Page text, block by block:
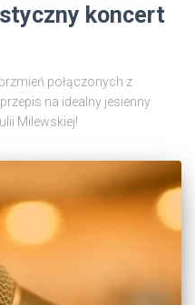
koncert
połączonych z
na idealny jesienny
Milewskiej!